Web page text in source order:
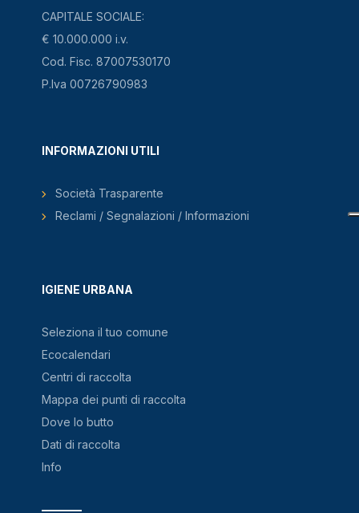
CAPITALE SOCIALE:
€ 10.000.000 i.v.
Cod. Fisc. 87007530170
P.Iva 00726790983
IGIENE URBANA
Seleziona il tuo comune
Ecocalendari
Centri di raccolta
Mappa dei punti di raccolta
Dove lo butto
Dati di raccolta
Info
INFORMAZIONI UTILI
Società Trasparente
Reclami / Segnalazioni / Informazioni